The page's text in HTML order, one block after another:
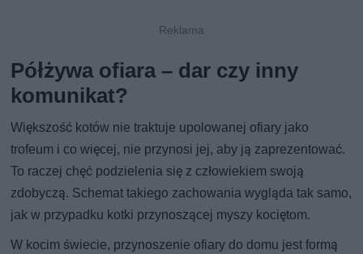
Półżywa ofiara – dar czy inny
komunikat?
Większość kotów nie traktuje upolowanej ofiary jako
trofeum i co więcej, nie przynosi jej, aby ją zaprezentować.
To raczej chęć podzielenia się z człowiekiem swoją
zdobyczą. Schemat takiego zachowania wygląda tak samo,
jak w przypadku kotki przynoszącej myszy kociętom.
W kocim świecie, przynoszenie ofiary do domu jest formą